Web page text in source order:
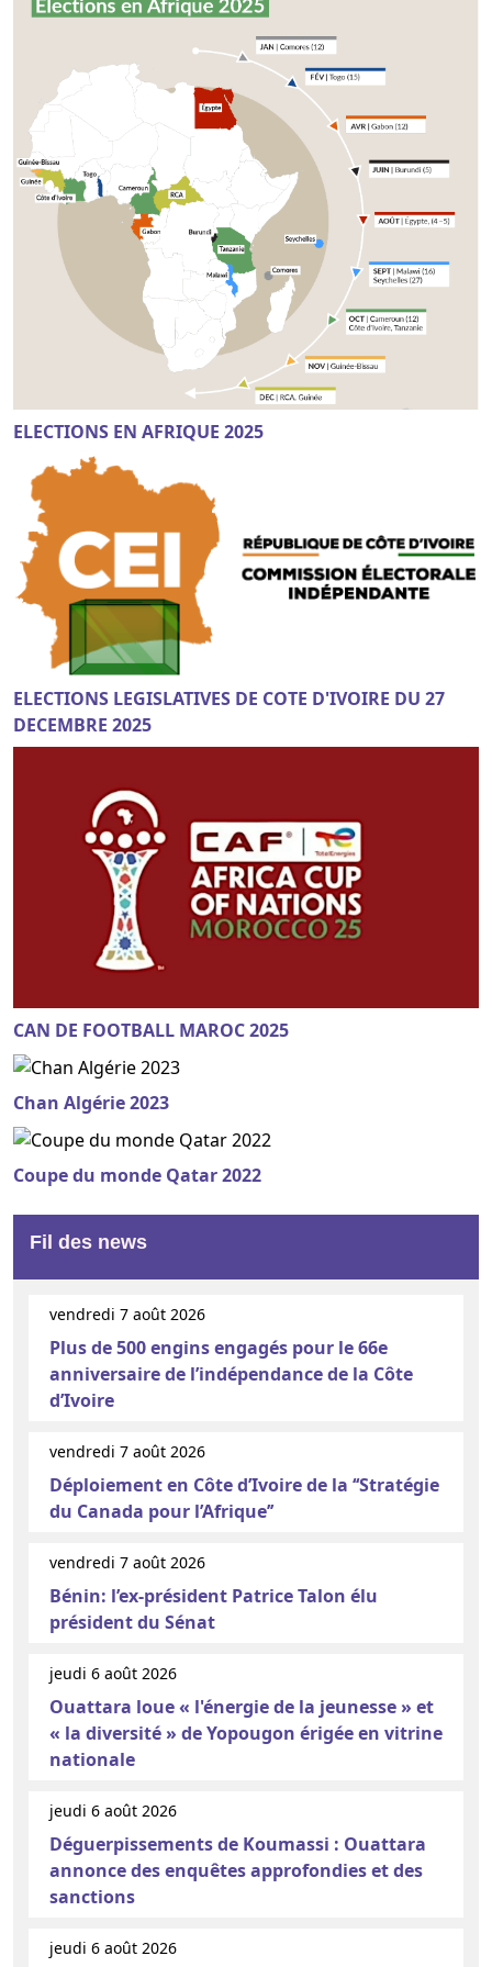
ELECTIONS EN AFRIQUE 2025
ELECTIONS LEGISLATIVES DE COTE D'IVOIRE DU 27
DECEMBRE 2025
CAN DE FOOTBALL MAROC 2025
Chan Algérie 2023
Coupe du monde Qatar 2022
Fil des news
vendredi 7 août 2026
Plus de 500 engins engagés pour le 66e
anniversaire de l’indépendance de la Côte
d’Ivoire
vendredi 7 août 2026
Déploiement en Côte d’Ivoire de la ‘‘Stratégie
du Canada pour l’Afrique’’
vendredi 7 août 2026
Bénin: l’ex-président Patrice Talon élu
président du Sénat
jeudi 6 août 2026
Ouattara loue « l'énergie de la jeunesse » et
« la diversité » de Yopougon érigée en vitrine
nationale
jeudi 6 août 2026
Déguerpissements de Koumassi : Ouattara
annonce des enquêtes approfondies et des
sanctions
jeudi 6 août 2026